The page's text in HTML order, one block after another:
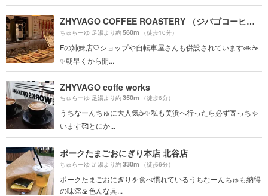
ZHYVAGO COFFEE ROASTERY （ジバゴコーヒーローステリー）北谷町美浜
ちゅらーゆ 足湯より約560m （徒歩10分）
Fの姉妹店🤍ショップや自転車屋さんも併設されています🚲☕️
✨朝早くから開...
ZHYVAGO coffe works
ちゅらーゆ 足湯より約350m （徒歩6分）
うちなーんちゅに大人気☕️✨私も美浜へ行ったら必ず寄っちゃ
います🥰とにか...
ポークたまごおにぎり本店 北谷店
ちゅらーゆ 足湯より約330m （徒歩6分）
ポークたまごおにぎりを食べ慣れているうちなーんちゅも納得
の味👏🍙色んな具...